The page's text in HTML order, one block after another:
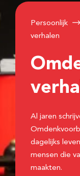
Persoonlijk
verhalen
Al jaren
dagelijks
mensen die
maakten.